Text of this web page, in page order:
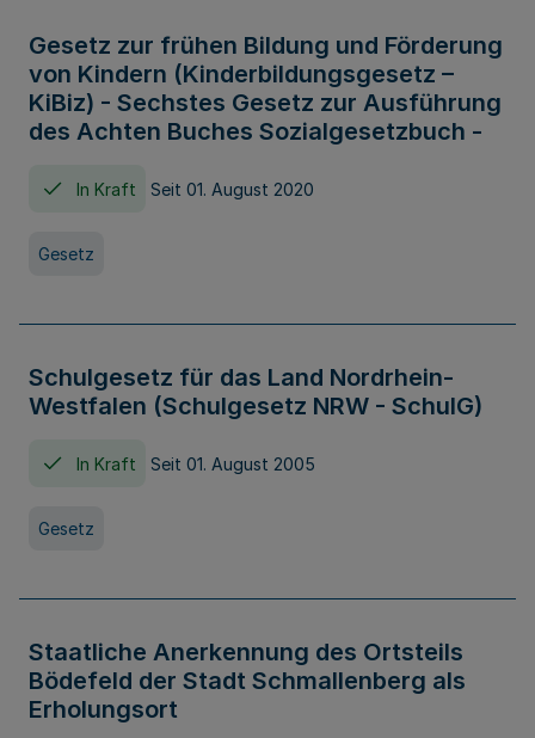
Gesetz zur frühen Bildung und Förderung
von Kindern (Kinderbildungsgesetz –
KiBiz) - Sechstes Gesetz zur Ausführung
des Achten Buches Sozialgesetzbuch -
In Kraft Seit 01. August 2020
Gesetz
Schulgesetz für das Land Nordrhein-
Westfalen (Schulgesetz NRW - SchulG)
In Kraft Seit 01. August 2005
Gesetz
Staatliche Anerkennung des Ortsteils
Bödefeld der Stadt Schmallenberg als
Erholungsort